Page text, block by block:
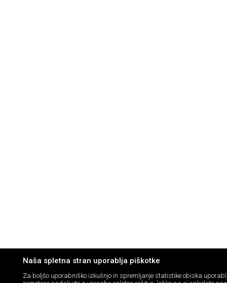
Naša spletna stran uporablja piškotke
Za boljšo uporabniško izkušnjo in spremljanje statistike obiska